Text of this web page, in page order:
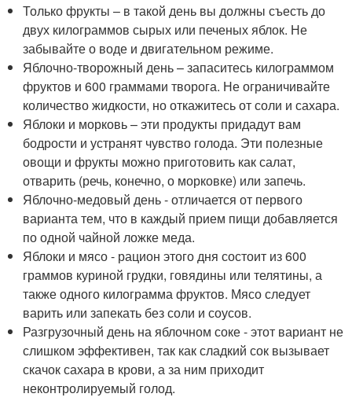
Только фрукты – в такой день вы должны съесть до
двух килограммов сырых или печеных яблок. Не
забывайте о воде и двигательном режиме.
Яблочно-творожный день – запаситесь килограммом
фруктов и 600 граммами творога. Не ограничивайте
количество жидкости, но откажитесь от соли и сахара.
Яблоки и морковь – эти продукты придадут вам
бодрости и устранят чувство голода. Эти полезные
овощи и фрукты можно приготовить как салат,
отварить (речь, конечно, о морковке) или запечь.
Яблочно-медовый день - отличается от первого
варианта тем, что в каждый прием пищи добавляется
по одной чайной ложке меда.
Яблоки и мясо - рацион этого дня состоит из 600
граммов куриной грудки, говядины или телятины, а
также одного килограмма фруктов. Мясо следует
варить или запекать без соли и соусов.
Разгрузочный день на яблочном соке - этот вариант не
слишком эффективен, так как сладкий сок вызывает
скачок сахара в крови, а за ним приходит
неконтролируемый голод.